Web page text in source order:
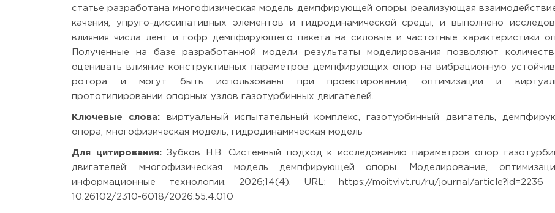
статье разработана многофизическая модель демпфирующей опоры, реализующая
качения, упруго-диссипативных элементов и гидродинамической среды, и выполнено
влияния числа лент и гофр демпфирующего пакета на силовые и частотные характеристики
Полученные на базе разработанной модели результаты моделирования позволяют
оценивать влияние конструктивных параметров демпфирующих опор на вибрационную
ротора и могут быть использованы при проектировании, оптимизации и
прототипировании опорных узлов газотурбинных двигателей.
Ключевые слова: виртуальный испытательный комплекс, газотурбинный двигатель,
опора, многофизическая модель, гидродинамическая модель
Для цитирования:Зубков Н.В. Системный подход к исследованию параметров опор
двигателей: многофизическая модель демпфирующей опоры. Моделирование,
информационные технологии. 2026;14(4). URL: https://moitvivt.ru/ru/journal/article?id=2236
10.26102/2310-6018/2026.55.4.010